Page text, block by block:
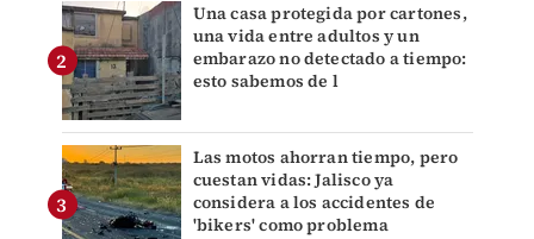
Una casa protegida por cartones,
una vida entre adultos y un
embarazo no detectado a tiempo:
esto sabemos de l
Las motos ahorran tiempo, pero
cuestan vidas: Jalisco ya
considera a los accidentes de
'bikers' como problema